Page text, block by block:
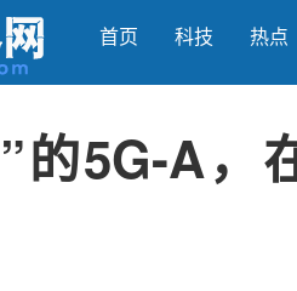
首页 科技 热点
的5G-A，